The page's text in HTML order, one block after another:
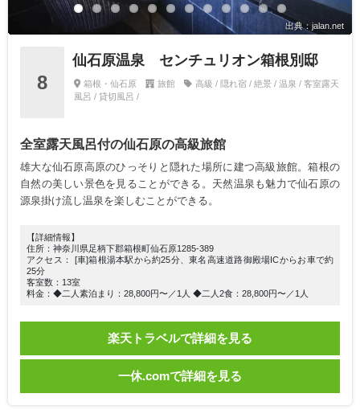
出典：jalan.net
8
仙石原温泉 センチュリオン箱根別邸
箱根・仙石原 旅館
高級 / 隠れ宿 / 絶景 / 温泉 / 客室露天
風呂 / 貸切風呂 /
全室露天風呂付の仙石原の高級旅館
雄大な仙石原高原のひっそりと隠れた場所に建つ高級旅館。箱根の
自然の美しい景色を見ることができる。天然温泉も魅力で仙石原の
源泉掛け流し温泉を楽しむことができる。
【詳細情報】
住所：神奈川県足柄下郡箱根町仙石原1285-389
アクセス： [車]箱根湯本駅から約25分、東名高速道路御殿場ICからお車で約
25分
客室数：13室
料金：◆二人素泊まり：28,800円〜／1人 ◆二人2食：28,800円〜／1人
楽天トラベルで詳細を見る
一休.comで詳細を見る